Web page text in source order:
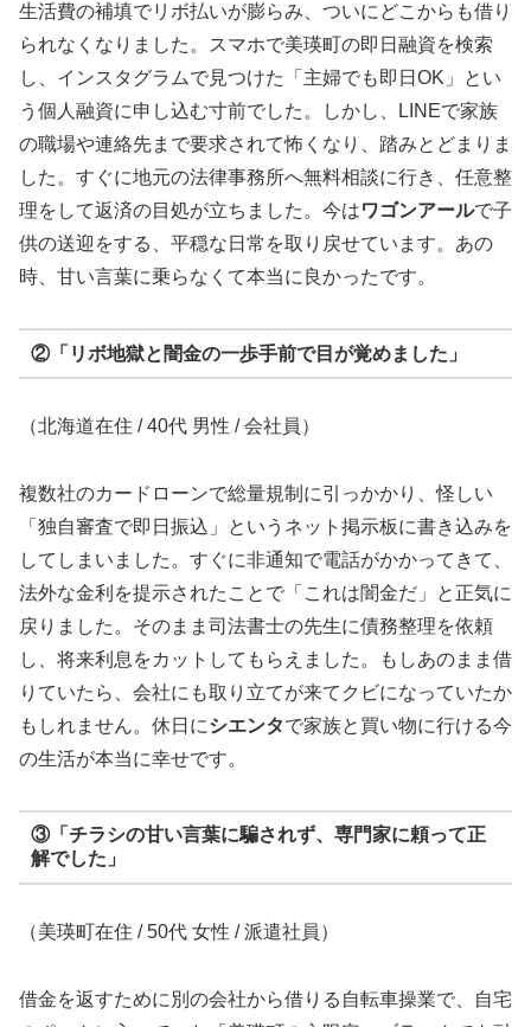
生活費の補填でリボ払いが膨らみ、ついにどこからも借り
られなくなりました。スマホで美瑛町の即日融資を検索
し、インスタグラムで見つけた「主婦でも即日OK」とい
う個人融資に申し込む寸前でした。しかし、LINEで家族
の職場や連絡先まで要求されて怖くなり、踏みとどまりま
した。すぐに地元の法律事務所へ無料相談に行き、任意整
理をして返済の目処が立ちました。今はワゴンアールで子
供の送迎をする、平穏な日常を取り戻せています。あの
時、甘い言葉に乗らなくて本当に良かったです。
②「リボ地獄と闇金の一歩手前で目が覚めました」
（北海道在住 / 40代 男性 / 会社員）
複数社のカードローンで総量規制に引っかかり、怪しい
「独自審査で即日振込」というネット掲示板に書き込みを
してしまいました。すぐに非通知で電話がかかってきて、
法外な金利を提示されたことで「これは闇金だ」と正気に
戻りました。そのまま司法書士の先生に債務整理を依頼
し、将来利息をカットしてもらえました。もしあのまま借
りていたら、会社にも取り立てが来てクビになっていたか
もしれません。休日にシエンタで家族と買い物に行ける今
の生活が本当に幸せです。
③「チラシの甘い言葉に騙されず、専門家に頼って正
解でした」
（美瑛町在住 / 50代 女性 / 派遣社員）
借金を返すために別の会社から借りる自転車操業で、自宅